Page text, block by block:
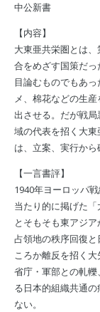
中公新書
【内容】
大東亜共栄圏とは
合をめざす国策だ
目論むものでもあ
メ、棉花などの生
出させる。だが戦
域の代表を招く大
は、立案、実行から
【一言書評】
1940年ヨーロッパ
当たり的に掲げた
とそもそも東アジ
占領地の秩序回復
ころか離反を招く
省庁・軍部との軋
る日本的組織共通
ない。